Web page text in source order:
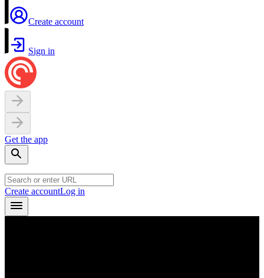
Create account
Sign in
Get the app
Create accountLog in